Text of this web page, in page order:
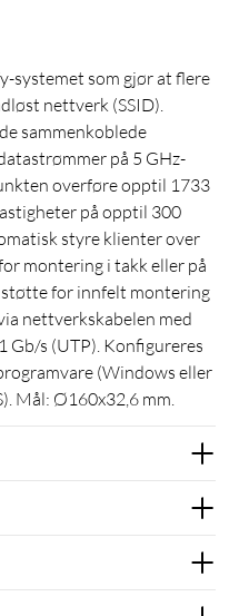
systemet som gjør at flere
nettverk (SSID).
sammenkoblede
på 5 GHz-
overføre opptil 1733
på opptil 300
styre klienter over
montering i takk eller på
støtte for innfelt montering
nettverkskabelen med
Gb/s (UTP). Konfigureres
(Windows eller
Mål: Ø160x32,6 mm.